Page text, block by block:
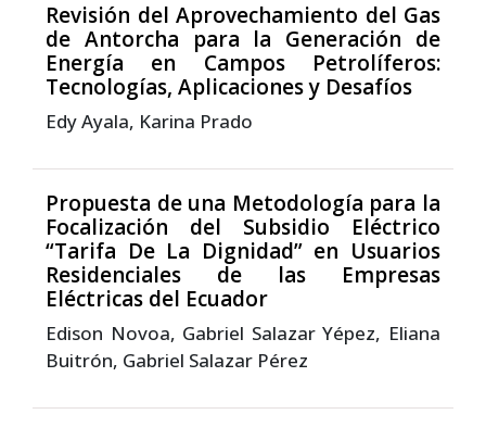
Revisión del Aprovechamiento del Gas
de Antorcha para la Generación de
Energía en Campos Petrolíferos:
Tecnologías, Aplicaciones y Desafíos
Edy Ayala, Karina Prado
Propuesta de una Metodología para la
Focalización del Subsidio Eléctrico
“Tarifa De La Dignidad” en Usuarios
Residenciales de las Empresas
Eléctricas del Ecuador
Edison Novoa, Gabriel Salazar Yépez, Eliana
Buitrón, Gabriel Salazar Pérez